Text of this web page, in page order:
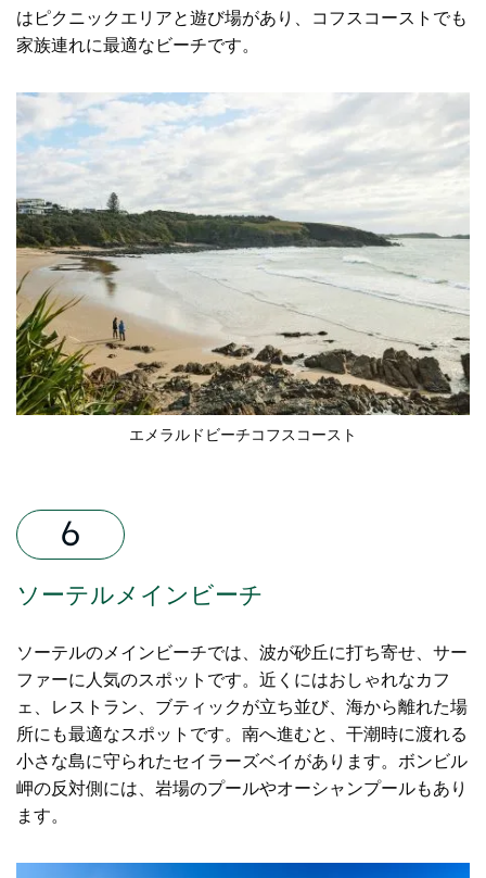
はピクニックエリアと遊び場があり、コフスコーストでも
家族連れに最適なビーチです。
エメラルドビーチ コフスコースト
ソーテルメインビーチ
ソーテルのメインビーチでは、波が砂丘に打ち寄せ、サー
ファーに人気のスポットです。近くにはおしゃれなカフ
ェ、レストラン、ブティックが立ち並び、海から離れた場
所にも最適なスポットです。南へ進むと、干潮時に渡れる
小さな島に守られたセイラーズベイがあります。ボンビル
岬の反対側には、岩場のプールやオーシャンプールもあり
ます。